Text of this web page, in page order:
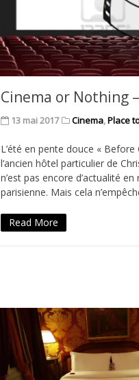
Cinema or Nothing
13 mai 2017 Cinema,Place
L’été en pente douce « Before
l’ancien hôtel particulier de
n’est pas encore d’actualité en
parisienne. Mais cela
Read More